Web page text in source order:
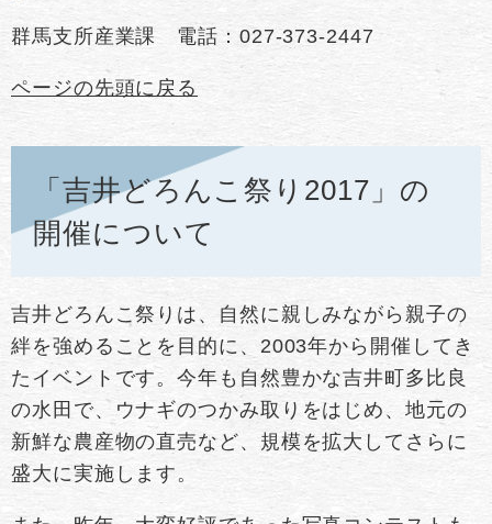
群馬支所産業課 電話：027-373-2447
ページの先頭に戻る
「吉井どろんこ祭り2017」の
開催について
吉井どろんこ祭りは、自然に親しみながら親子の
絆を強めることを目的に、2003年から開催してき
たイベントです。今年も自然豊かな吉井町多比良
の水田で、ウナギのつかみ取りをはじめ、地元の
新鮮な農産物の直売など、規模を拡大してさらに
盛大に実施します。